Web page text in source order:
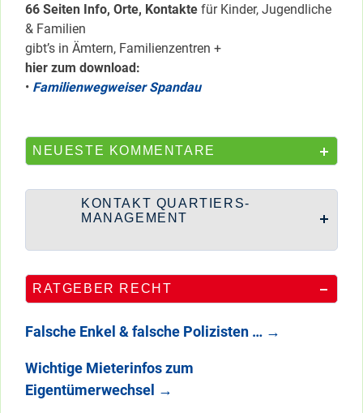
66 Seiten Info, Orte, Kontakte für Kinder, Jugendliche
& Familien
gibt’s in Ämtern, Familienzentren +
hier zum download:
• Familienwegweiser Spandau
NEUESTE KOMMENTARE
KONTAKT QUARTIERS-
MANAGEMENT
RATGEBER RECHT
Falsche Enkel & falsche Polizisten … →
Wichtige Mieterinfos zum
Eigentümerwechsel →